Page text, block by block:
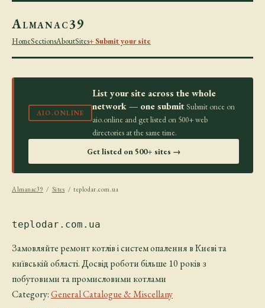
Almanac39
HomeSectionsAboutSites+ Submit your site
AIO.ONLINE
List your site across the whole
network — one submit Submit once on
aio.online and get listed on 500+ web
directories at the same time.
Get listed on 500+ sites →
Almanac39 / Sites / teplodar.com.ua
teplodar.com.ua
Замовляйте ремонт котлів і систем опалення в Києві та
київській області. Досвід роботи більше 10 років з
побутовими та промисловими котлами
Category:General Catalogue & Miscellany